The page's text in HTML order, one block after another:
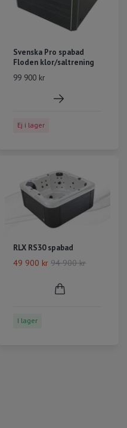
Svenska Pro spabad
Floden klor/saltrening
99 900 kr
Ej i lager
RLX RS30 spabad
49 900 kr 94 900 kr
I lager